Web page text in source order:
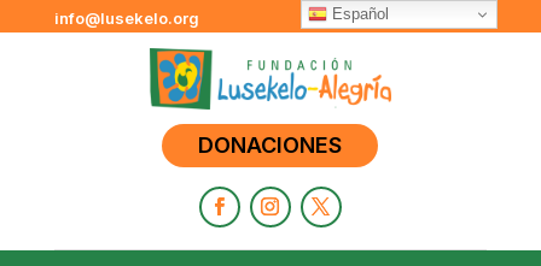
info@lusekelo.org
DONACIONES
Español